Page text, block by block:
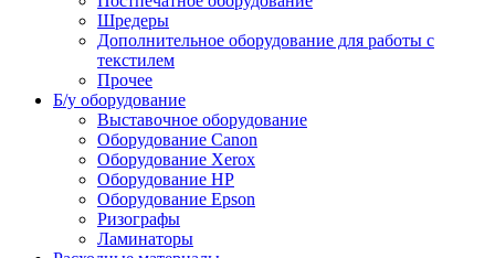
Шредеры
Дополнительное оборудование для работы с
текстилем
Прочее
Б/у оборудование
Выставочное оборудование
Оборудование Canon
Оборудование Xerox
Оборудование HP
Оборудование Epson
Ризографы
Ламинаторы